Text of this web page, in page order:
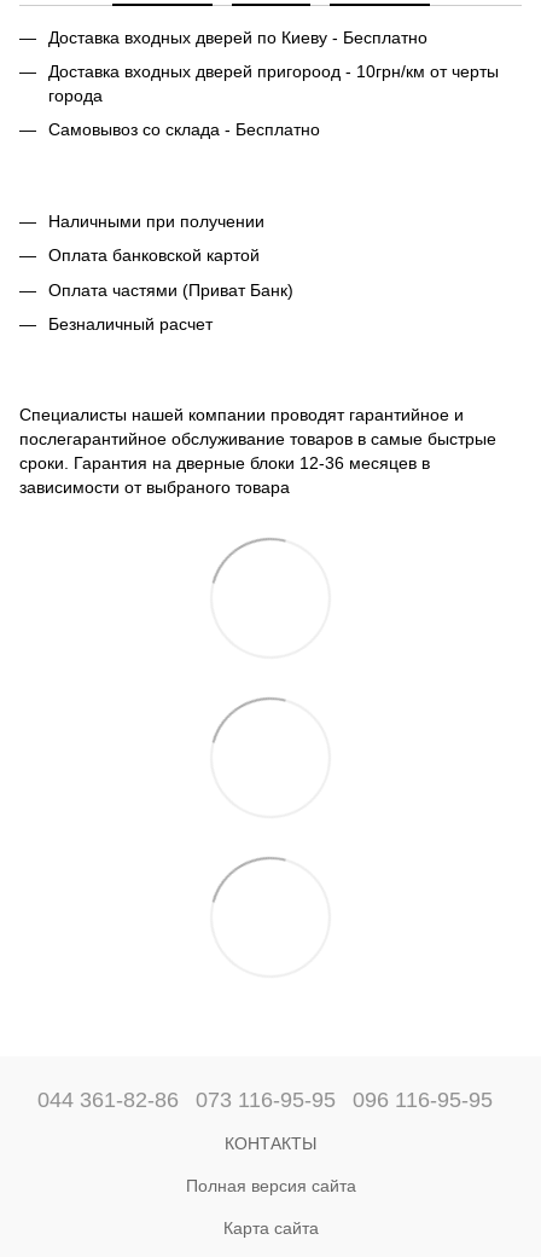
Доставка входных дверей по Киеву - Бесплатно
Доставка входных дверей пригороод - 10грн/км от черты
города
Самовывоз со склада - Бесплатно
Наличными при получении
Оплата банковской картой
Оплата частями (Приват Банк)
Безналичный расчет
Специалисты нашей компании проводят гарантийное и
послегарантийное обслуживание товаров в самые быстрые
сроки. Гарантия на дверные блоки 12-36 месяцев в
зависимости от выбраного товара
044 361-82-86 073 116-95-95 096 116-95-95
КОНТАКТЫ
Полная версия сайта
Карта сайта